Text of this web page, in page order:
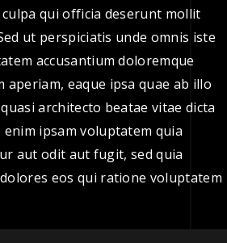
qui officia deserunt mollit
ut perspiciatis unde omnis iste
accusantium doloremque
aperiam, eaque ipsa quae ab illo
architecto beatae vitae dicta
ipsam voluptatem quia
aut odit aut fugit, sed quia
eos qui ratione voluptatem